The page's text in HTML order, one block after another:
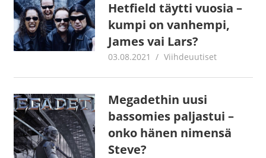
Hetfield täytti vuosia –
kumpi on vanhempi,
James vai Lars?
03.08.2021 Juha Kaunisto
Viihdeuutiset
Megadethin uusi
bassomies paljastui –
onko hänen nimensä
Steve?